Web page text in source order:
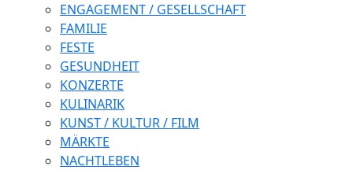
ENGAGEMENT / GESELLSCHAFT
FAMILIE
FESTE
GESUNDHEIT
KONZERTE
KULINARIK
KUNST / KULTUR / FILM
MÄRKTE
NACHTLEBEN